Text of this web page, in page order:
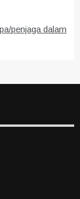
penjaga dalam